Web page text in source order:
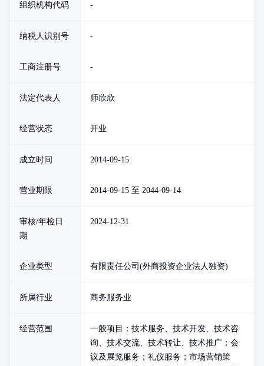
组织机构代码 -
纳税人识别号 -
工商注册号 -
法定代表人 师欣欣
经营状态 开业
成立时间 2014-09-15
营业期限 2014-09-15 至 2044-09-14
审核/年检日
期
2024-12-31
企业类型 有限责任公司(外商投资企业法人独资)
所属行业 商务服务业
经营范围
一般项目：技术服务、技术开发、技术咨
询、技术交流、技术转让、技术推广；会
议及展览服务；礼仪服务；市场营销策